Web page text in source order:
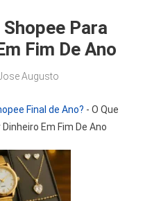
Shopee Para
Fim De Ano
Augusto
Final de Ano? - O Que
Em Fim De Ano